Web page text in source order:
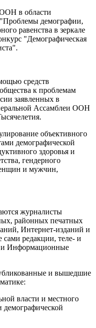
в области
"Проблемы демографии,
равенства в зеркале
"Демографическая
средств
к проблемам
заявленных в
Ассамблеи ООН
объективного
демографической
здоровья и
гендерного
и мужчин,
журналисты
районных печатных
Интернет-изданий и
редакции, теле- и
и Информационные
и вышедшие
власти и местного
демографической